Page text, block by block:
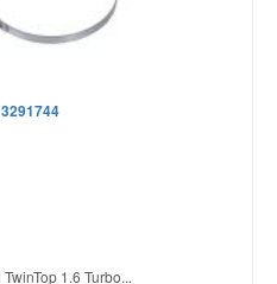
1.6 Turbo...